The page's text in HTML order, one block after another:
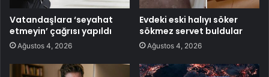
Vatandaşlara ‘seyahat
etmeyin’ çağrısı yapıldı
Ağustos 4, 2026
Evdeki eski halıyı söker
sökmez servet buldular
Ağustos 4, 2026